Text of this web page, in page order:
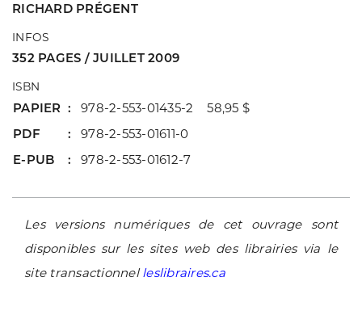
RICHARD PRÉGENT
INFOS
352 PAGES / JUILLET 2009
ISBN
PAPIER
978-2-553-01435-2 58,95 $
PDF
978-2-553-01611-0
E-PUB
978-2-553-01612-7
Les versions numériques de cet ouvrage sont
disponibles sur les sites web des librairies via le
site transactionnelleslibraires.ca